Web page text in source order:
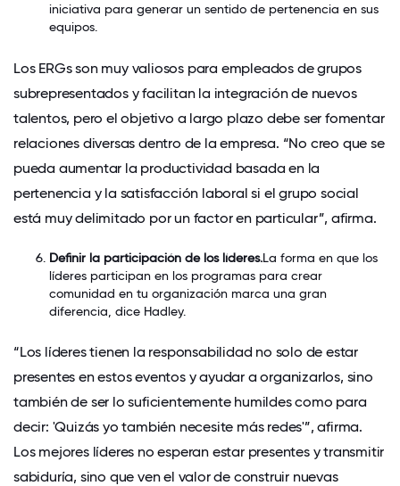
iniciativa para generar un sentido de pertenencia en sus
equipos.
Los ERGs son muy valiosos para empleados de grupos
subrepresentados y facilitan la integración de nuevos
talentos, pero el objetivo a largo plazo debe ser fomentar
relaciones diversas dentro de la empresa. “No creo que se
pueda aumentar la productividad basada en la
pertenencia y la satisfacción laboral si el grupo social
está muy delimitado por un factor en particular”, afirma.
Definir la participación de los líderes.La forma en que los
líderes participan en los programas para crear
comunidad en tu organización marca una gran
diferencia, dice Hadley.
“Los líderes tienen la responsabilidad no solo de estar
presentes en estos eventos y ayudar a organizarlos, sino
también de ser lo suficientemente humildes como para
decir: 'Quizás yo también necesite más redes'”, afirma.
Los mejores líderes no esperan estar presentes y transmitir
sabiduría, sino que ven el valor de construir nuevas